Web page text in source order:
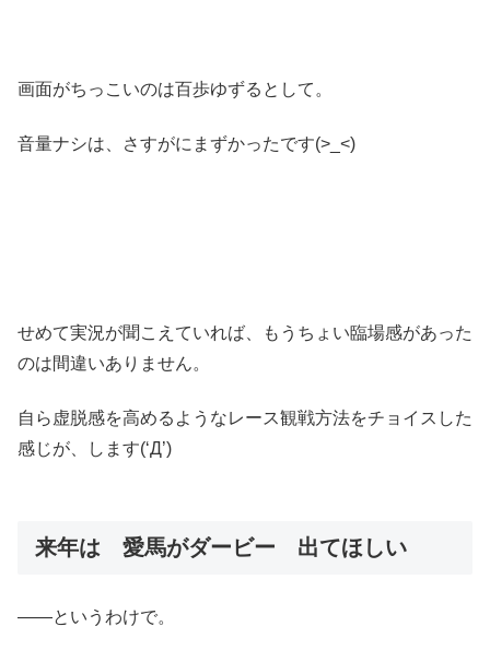
画面がちっこいのは百歩ゆずるとして。
音量ナシは、さすがにまずかったです(>_<)
せめて実況が聞こえていれば、もうちょい臨場感があった
のは間違いありません。
自ら虚脱感を高めるようなレース観戦方法をチョイスした
感じが、します(‘Д’)
来年は 愛馬がダービー 出てほしい
――というわけで。